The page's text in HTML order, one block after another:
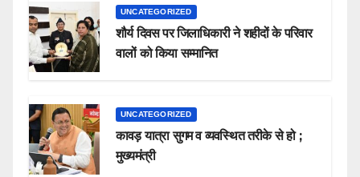
UNCATEGORIZED
शौर्य दिवस पर जिलाधिकारी ने शहीदों के परिवार
वालों को किया सम्मानित
UNCATEGORIZED
कावड़ यात्रा सुगम व व्यवस्थित तरीके से हो ;
मुख्यमंत्री